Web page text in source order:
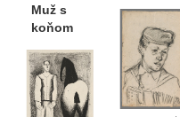
Muž s
koňom